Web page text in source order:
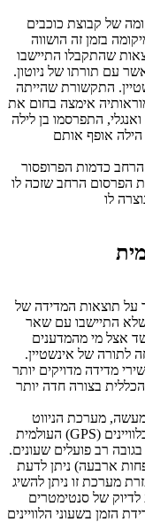
צולמה ב-29 למאי מיקומה של קבוצת כוכבים
בזמן זה הושווה
שהתקבלו התיישבו
עם תורתו של ניוטון.
התקשורת שהייתה
אימצה בחום את
התפרסמו בן לילה
הרחב כדמות הפרופסור
הפרסום הרחב שזכה לו
על תוצאות המדידה של
התיישבו עם שאר
אצל מי מהמדענים
של אינשטיין.
מדידה מדויקים יותר
מערכת הניווט
העולמית (GPS) פועלת תוך שימוש בנוסחאות תורת היחסות. בלוויינים
רב פועלים שעונים.
ארבעה) ניתן לדעת
מערכת זו ניתן להשיג
לדיוק של סנטימטרים